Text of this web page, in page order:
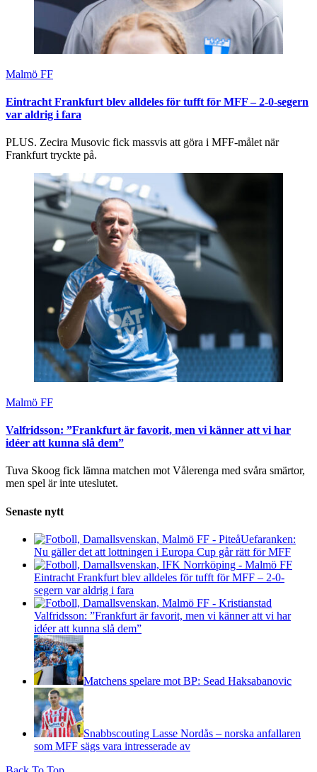
Malmö FF
Eintracht Frankfurt blev alldeles för tufft för MFF – 2-0-segern
var aldrig i fara
PLUS. Zecira Musovic fick massvis att göra i MFF-målet när
Frankfurt tryckte på.
Malmö FF
Valfridsson: ”Frankfurt är favorit, men vi känner att vi har
idéer att kunna slå dem”
Tuva Skoog fick lämna matchen mot Vålerenga med svåra smärtor,
men spel är inte uteslutet.
Senaste nytt
Uefaranken:
Nu gäller det att lottningen i Europa Cup går rätt för MFF
Eintracht Frankfurt blev alldeles för tufft för MFF – 2-0-
segern var aldrig i fara
Valfridsson: ”Frankfurt är favorit, men vi känner att vi har
idéer att kunna slå dem”
Matchens spelare mot BP: Sead Haksabanovic
Snabbscouting Lasse Nordås – norska anfallaren
som MFF sägs vara intresserade av